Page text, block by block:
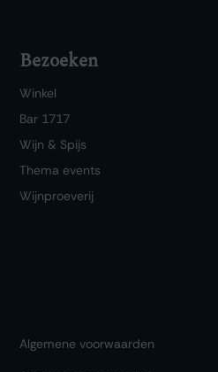
Bezoeken
Winkel
Bar 1717
Wijn & Spijs
Thema events
Wijnproeverij
Algemene voorwaarden